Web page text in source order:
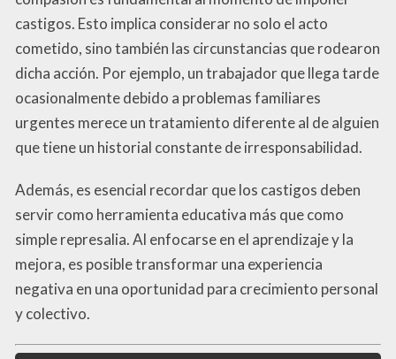
castigos. Esto implica considerar no solo el acto
cometido, sino también las circunstancias que rodearon
dicha acción. Por ejemplo, un trabajador que llega tarde
ocasionalmente debido a problemas familiares
urgentes merece un tratamiento diferente al de alguien
que tiene un historial constante de irresponsabilidad.
Además, es esencial recordar que los castigos deben
servir como herramienta educativa más que como
simple represalia. Al enfocarse en el aprendizaje y la
mejora, es posible transformar una experiencia
negativa en una oportunidad para crecimiento personal
y colectivo.